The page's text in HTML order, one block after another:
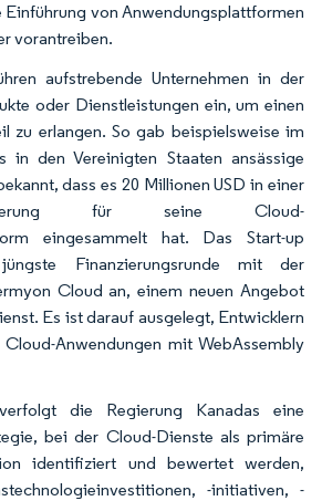
von Anwendungsplattformen
vorantreiben.
aufstrebende Unternehmen in der
oder Dienstleistungen ein, um einen
zu erlangen. So gab beispielsweise im
in den Vereinigten Staaten ansässige
dass es 20 Millionen USD in einer
für seine Cloud-
eingesammelt hat. Das Start-up
Finanzierungsrunde mit der
Cloud an, einem neuen Angebot
Es ist darauf ausgelegt, Entwicklern
Anwendungen mit WebAssembly
die Regierung Kanadas eine
bei der Cloud-Dienste als primäre
identifiziert und bewertet werden,
-initiativen, -